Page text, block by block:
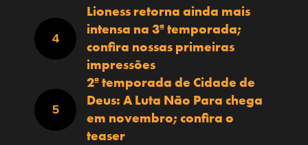
Lioness retorna ainda mais
intensa na 3ª temporada;
confira nossas primeiras
impressões
2ª temporada de Cidade de
Deus: A Luta Não Para chega
em novembro; confira o
teaser